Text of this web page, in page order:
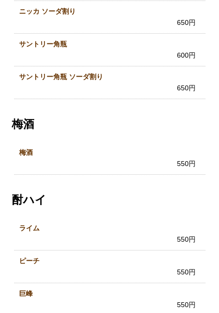
ニッカ ソーダ割り
650円
サントリー角瓶
600円
サントリー角瓶 ソーダ割り
650円
梅酒
梅酒
550円
酎ハイ
ライム
550円
ピーチ
550円
巨峰
550円